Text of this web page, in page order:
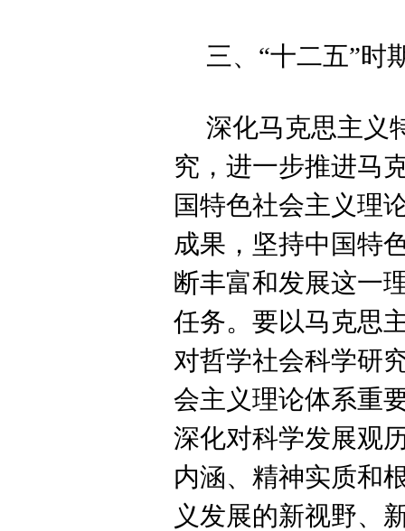
三、“十二五”时
深化马克思主义
究，进一步推进马
国特色社会主义理
成果，坚持中国特
断丰富和发展这一
任务。要以马克思
对哲学社会科学研
会主义理论体系重
深化对科学发展观
内涵、精神实质和
义发展的新视野、